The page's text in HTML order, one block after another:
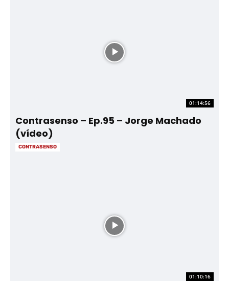
01:14:56
Contrasenso – Ep.95 – Jorge Machado
(vídeo)
CONTRASENSO
01:10:16